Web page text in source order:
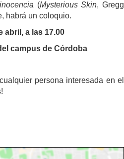
(Mysterious Skin, Gregg
habrá un coloquio.
abril, a las 17.00
campus de Córdoba
persona interesada en el